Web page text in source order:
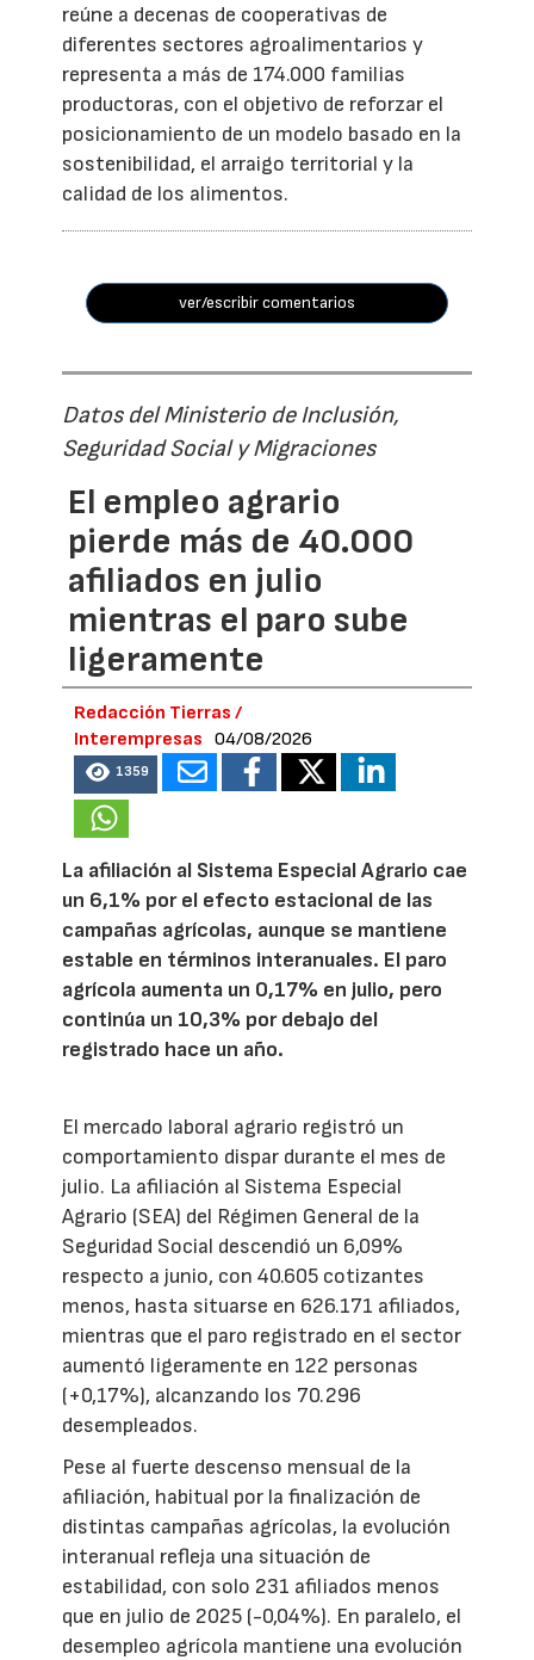
reúne a decenas de cooperativas de
diferentes sectores agroalimentarios y
representa a más de 174.000 familias
productoras, con el objetivo de reforzar el
posicionamiento de un modelo basado en la
sostenibilidad, el arraigo territorial y la
calidad de los alimentos.
ver/escribir comentarios
Datos del Ministerio de Inclusión,
Seguridad Social y Migraciones
El empleo agrario
pierde más de 40.000
afiliados en julio
mientras el paro sube
ligeramente
Redacción Tierras /
Interempresas
04/08/2026
1359
La afiliación al Sistema Especial Agrario cae
un 6,1% por el efecto estacional de las
campañas agrícolas, aunque se mantiene
estable en términos interanuales. El paro
agrícola aumenta un 0,17% en julio, pero
continúa un 10,3% por debajo del
registrado hace un año.
El mercado laboral agrario registró un
comportamiento dispar durante el mes de
julio. La afiliación al Sistema Especial
Agrario (SEA) del Régimen General de la
Seguridad Social descendió un 6,09%
respecto a junio, con 40.605 cotizantes
menos, hasta situarse en 626.171 afiliados,
mientras que el paro registrado en el sector
aumentó ligeramente en 122 personas
(+0,17%), alcanzando los 70.296
desempleados.
Pese al fuerte descenso mensual de la
afiliación, habitual por la finalización de
distintas campañas agrícolas, la evolución
interanual refleja una situación de
estabilidad, con solo 231 afiliados menos
que en julio de 2025 (-0,04%). En paralelo, el
desempleo agrícola mantiene una evolución